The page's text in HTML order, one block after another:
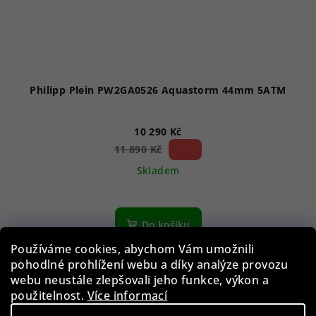
Používáme cookies, abychom Vám umožnili
pohodlné prohlížení webu a díky analýze provozu
webu neustále zlepšovali jeho funkce, výkon a
použitelnost. Více informací
Philipp Plein PW2GA0526 Aquastorm 44mm 5ATM
10 290 Kč
11 890 Kč
Skladem
Do košíku
Akce